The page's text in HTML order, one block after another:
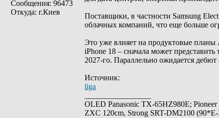
Сообщения: 96473
Откуда: г.Киев
Поставщики, в частности Samsung
облачных компаний, что еще больше
Это уже влияет на продуктовые
iPhone 18 – сначала может
2027-го. Параллельно ожидается дебют
Источник:
liga
OLED Panasonic TX-65HZ980E;
ZXC 120cm, Strong SRT-DM2100